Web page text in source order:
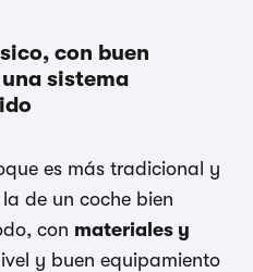
con buen
sistema
es más tradicional y
de un coche bien
con materiales y
y buen equipamiento